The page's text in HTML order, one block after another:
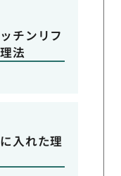
チンリフ
法
入れた理